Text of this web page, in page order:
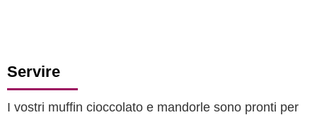
Servire
I vostri muffin cioccolato e mandorle sono pronti per